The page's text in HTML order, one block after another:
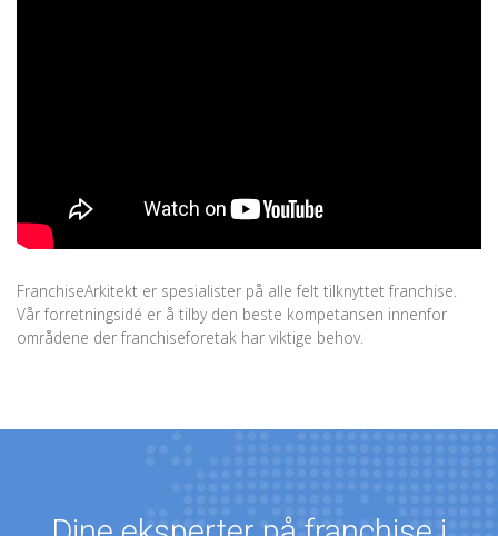
FranchiseArkitekt er spesialister på alle felt tilknyttet franchise.
Vår forretningsidé er å tilby den beste kompetansen innenfor
områdene der franchiseforetak har viktige behov.